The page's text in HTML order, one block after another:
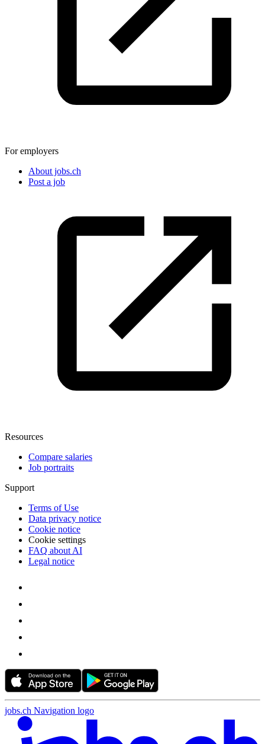
For employers
About jobs.ch
Post a job
Resources
Compare salaries
Job portraits
Support
Terms of Use
Data privacy notice
Cookie notice
Cookie settings
FAQ about AI
Legal notice
jobs.ch Navigation logo